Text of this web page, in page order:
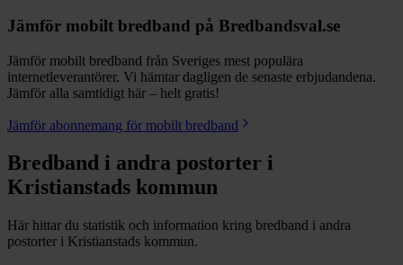
Jämför mobilt bredband på Bredbandsval.se
Jämför mobilt bredband från Sveriges mest populära
internetleverantörer. Vi hämtar dagligen de senaste erbjudandena.
Jämför alla samtidigt här – helt gratis!
Jämför abonnemang för mobilt bredband
Bredband i andra postorter i
Kristianstads kommun
Här hittar du statistik och information kring bredband i andra
postorter i Kristianstads kommun.